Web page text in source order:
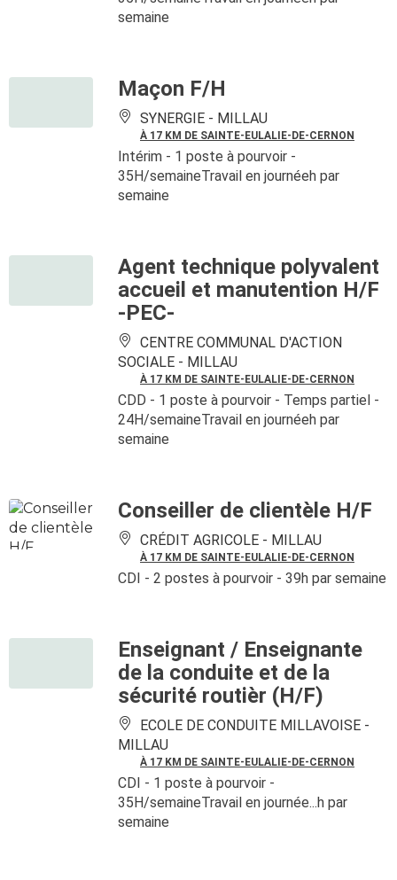
semaine
Maçon F/H
SYNERGIE - MILLAU
À 17 KM DE SAINTE-EULALIE-DE-CERNON
Intérim - 1 poste à pourvoir -
35H/semaineTravail en journéeh par
semaine
Agent technique polyvalent
accueil et manutention H/F
-PEC-
CENTRE COMMUNAL D'ACTION
SOCIALE - MILLAU
À 17 KM DE SAINTE-EULALIE-DE-CERNON
CDD - 1 poste à pourvoir - Temps partiel -
24H/semaineTravail en journéeh par
semaine
Conseiller de clientèle H/F
CRÉDIT AGRICOLE - MILLAU
À 17 KM DE SAINTE-EULALIE-DE-CERNON
CDI - 2 postes à pourvoir - 39h par semaine
Enseignant / Enseignante
de la conduite et de la
sécurité routièr (H/F)
ECOLE DE CONDUITE MILLAVOISE -
MILLAU
À 17 KM DE SAINTE-EULALIE-DE-CERNON
CDI - 1 poste à pourvoir -
35H/semaineTravail en journée...h par
semaine